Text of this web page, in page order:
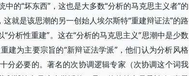
的“坏东西”，这也是大多数“分析的马克思主义者”的
就是该思潮的另一创始人埃尔斯特“重建辩证法”的路
分析性重建”。这在“分析的马克思主义”思潮中是少数
建为主要宗旨的“新辩证法学派”，他们认为分析风格
分必要的。著名的次协调逻辑专家（次协调这个词我